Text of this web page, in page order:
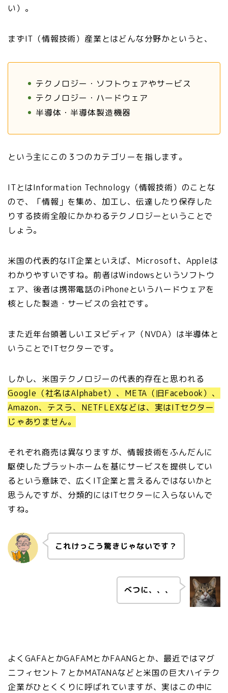
い）。
まずIT（情報技術）産業とはどんな分野かというと、
テクノロジー・ソフトウェアやサービス
テクノロジー・ハードウェア
半導体・半導体製造機器
という主にこの３つのカテゴリーを指します。
ITとはInformation Technology（情報技術）のことな
ので、「情報」を集め、加工し、伝達したり保存した
りする技術全般にかかわるテクノロジーということで
しょう。
米国の代表的なIT企業といえば、Microsoft、Appleは
わかりやすいですね。前者はWindowsというソフトウ
ェア、後者は携帯電話のiPhoneというハードウェアを
核とした製造・サービスの会社です。
また近年台頭著しいエヌビディア（NVDA）は半導体と
いうことでITセクターです。
しかし、米国テクノロジーの代表的存在と思われる
Google（社名はAlphabet）、META（旧Facebook）、
Amazon、テスラ、NETFLEXなどは、実はITセクター
じゃありません。
それぞれ商売は異なりますが、情報技術をふんだんに
駆使したプラットホームを基にサービスを提供してい
るという意味で、広くIT企業と言えるんではないかと
思うんですが、分類的にはITセクターに入らないんで
すね。
これけっこう驚きじゃないです？
べつに、、、
よくGAFAとかGAFAMとかFAANGとか、最近ではマグ
ニフィセント７とかMATANAなどと米国の巨大ハイテク
企業がひとくくりに呼ばれていますが、実はこの中に